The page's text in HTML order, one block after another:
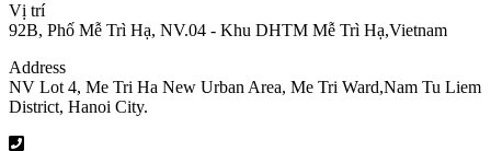
Vị trí
92B, Phố Mễ Trì Hạ, NV.04 - Khu DHTM Mễ Trì Hạ,Vietnam
Address
NV Lot 4, Me Tri Ha New Urban Area, Me Tri Ward,Nam Tu Liem
District, Hanoi City.